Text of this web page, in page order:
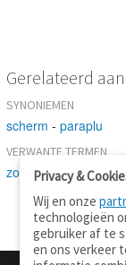
Gerelateerd aan
SYNONIEMEN
scherm - paraplu
VERWANTE TERMEN
zonnescherm
Privacy &
Wij en onze
technologieën
gebruiker af te
en ons verkeer